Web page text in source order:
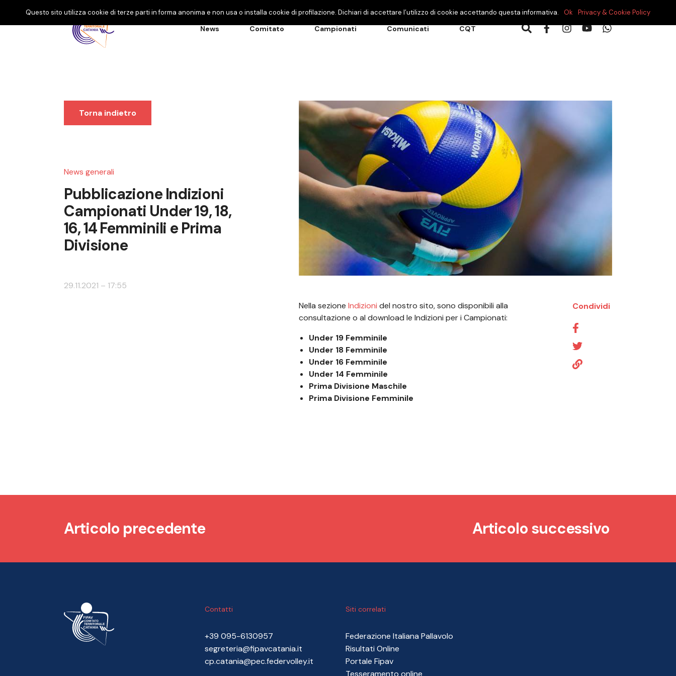
News Comitato Campionati Comunicati CQT
Torna indietro
News generali
Pubblicazione Indizioni
Campionati Under 19, 18,
16, 14 Femminili e Prima
Divisione
29.11.2021 – 17:55
Nella sezione Indizioni del nostro sito, sono disponibili alla
consultazione o al download le Indizioni per i Campionati:
Under 19 Femminile
Under 18 Femminile
Under 16 Femminile
Under 14 Femminile
Prima Divisione Maschile
Prima Divisione Femminile
Condividi
Articolo precedente Articolo successivo
Contatti
+39 095-6130957
segreteria@fipavcatania.it
cp.catania@pec.federvolley.it
Siti correlati
Federazione Italiana Pallavolo
Risultati Online
Portale Fipav
Tesseramento online
Questo sito utilizza cookie di terze parti in forma anonima e non usa o installa cookie di profilazione. Dichiari di accettare l’utilizzo di cookie accettando questa informativa. Ok Privacy & Cookie Policy